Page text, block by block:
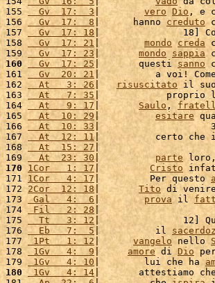
155
  Gv  17:  3
| vero Dio , e
156
  Gv  17:  8
|      hanno creduto
157
  Gv  17: 18
|               18]
158
  Gv  17: 21
| mondo creda
159
  Gv  17: 23
| mondo sappia
160
  Gv  17: 25
|       questi sanno
161
  Gv  20: 21
|          a voi!
162
  At   3: 26
| risuscitato il
163
  At   7: 35
|            proprio
164
  At   9: 17
| Saulo ,
165
  At  10: 29
| esitare
166
  At  10: 33
|                    33]
167
  At  12: 11
|          certo
168
  At  15: 27
|
169
  At  23: 30
| parte
170 1Cor   1: 17 | Cristo
171 1Cor   4: 17|         Per questo
172 2Cor  12: 18| Tito di
173 Gal   4:  6 | prova il
174 Fil   2: 28 |
175
  Tt   3: 12
|               12]
176
  Eb   7:  5
|          il
177
1Pt   1: 12| vangelo nello
178 1Gv   4:  9| amore di Dio
179 1Gv   4: 10 |        lui che ha
180 1Gv   4: 14 |       attestiamo